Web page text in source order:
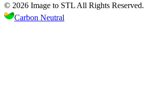
© 2026 Image to STL All Rights Reserved.
Carbon Neutral